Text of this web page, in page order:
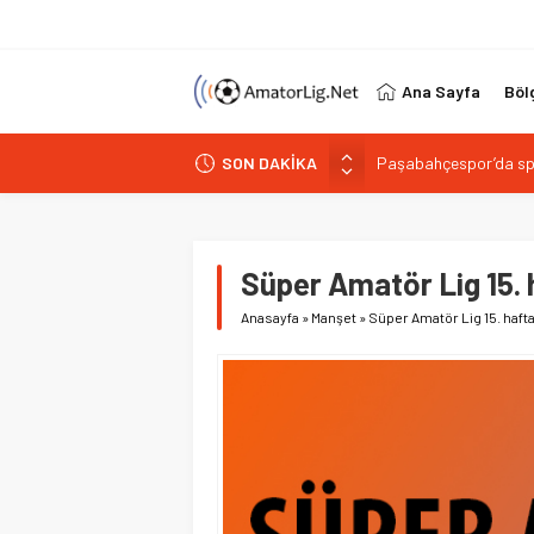
Ana Sayfa
SON DAKİKA
Paşabahçespor’da
İstanbul Gençlerbirliği
Kuzeyin Kaplanları
İstiklalspor’dan sol
Süper Amatör Lig 15.
Anasayfa » Manşet » Süper Amatör Lig 15.